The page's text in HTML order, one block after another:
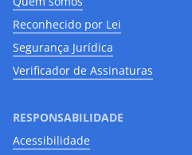
Reconhecido por Lei
Segurança Jurídica
Verificador de Assinaturas
RESPONSABILIDADE
Acessibilidade